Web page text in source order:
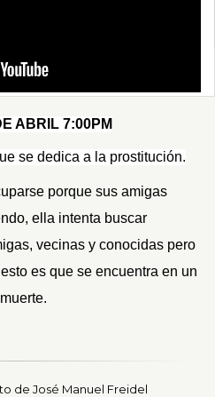
ABRIL 7:00PM
se dedica a la prostitución.
porque sus amigas
ella intenta buscar
vecinas y conocidas pero
es que se encuentra en un
de José Manuel Freidel